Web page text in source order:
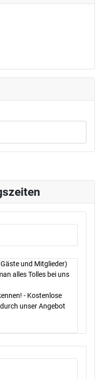
und Mitglieder)
alles Tolles bei uns
- Kostenlose
unser Angebot